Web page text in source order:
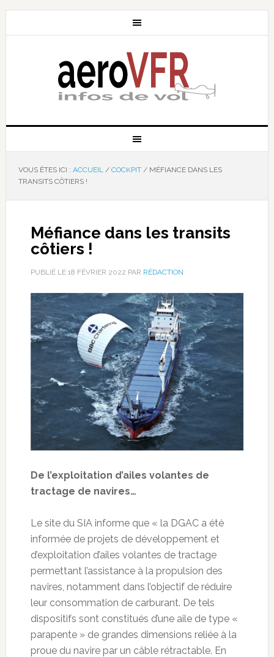
VOUS ÊTES ICI : ACCUEIL / COCKPIT /MÉFIANCE DANS LES
TRANSITS CÔTIERS !
Méfiance dans les transits
côtiers !
PUBLIÉ LE 18 FÉVRIER 2022 PAR RÉDACTION
De l’exploitation d’ailes volantes de
tractage de navires…
Le site du SIA informe que « la DGAC a été
informée de projets de développement et
d’exploitation d’ailes volantes de tractage
permettant l’assistance à la propulsion des
navires, notamment dans l’objectif de réduire
leur consommation de carburant. De tels
dispositifs sont constitués d’une aile de type «
parapente » de grandes dimensions reliée à la
proue du navire par un câble rétractable. En